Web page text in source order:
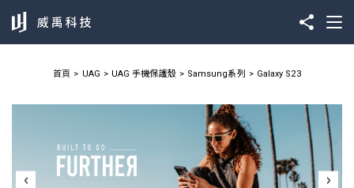
首頁 UAG UAG 手機保護殼 Samsung系列 Galaxy S23